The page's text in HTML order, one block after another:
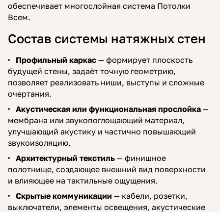
обеспечивает многослойная система Потолки
Всем.
Состав системы натяжных стен
Профильный каркас — формирует плоскость
будущей стены, задаёт точную геометрию,
позволяет реализовать ниши, выступы и сложные
очертания.
Акустическая или функциональная прослойка —
мембрана или звукопоглощающий материал,
улучшающий акустику и частично повышающий
звукоизоляцию.
Архитектурный текстиль — финишное
полотнище, создающее внешний вид поверхности
и влияющее на тактильные ощущения.
Скрытые коммуникации — кабели, розетки,
выключатели, элементы освещения, акустические